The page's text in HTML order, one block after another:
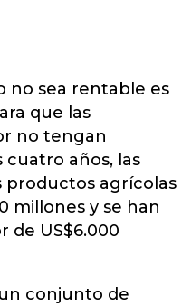
no sea rentable es
que las
no tengan
cuatro años, las
productos agrícolas
millones y se han
de US$6.000
conjunto de